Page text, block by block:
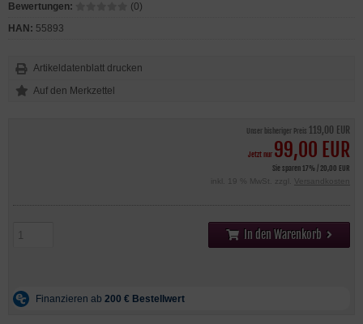
Unser bisheriger Preis 119,00 EUR
Jetzt nur 99,00 EUR
Sie sparen 17% / 20,00 EUR
inkl. 19 % MwSt. zzgl.
Versandkosten
In den Warenkorb
Bewertungen:
(0)
HAN: 55893
Artikeldatenblatt drucken